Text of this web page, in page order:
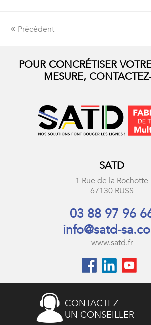
Précédent
POUR CONCRÉTISER
MESURE,
SATD
1 Rue de la Rochotte
67130 RUSS
03 88 97 96
info@satd-
www.satd.fr
CONTACTEZ
UN CONSEILLER